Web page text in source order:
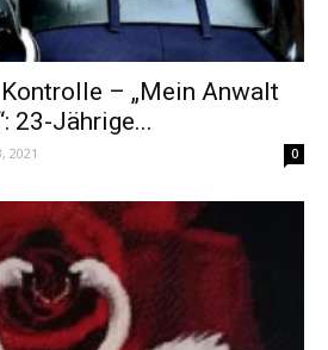
– „Mein Anwalt
23-Jährige...
2021 0